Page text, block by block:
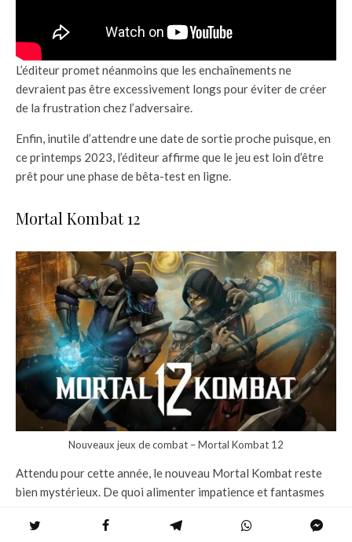
L’éditeur promet néanmoins que les enchaînements ne
devraient pas être excessivement longs pour éviter de créer
de la frustration chez l’adversaire.
Enfin, inutile d’attendre une date de sortie proche puisque, en
ce printemps 2023, l’éditeur affirme que le jeu est loin d’être
prêt pour une phase de bêta-test en ligne.
Mortal Kombat 12
Nouveaux jeux de combat – Mortal Kombat 12
Attendu pour cette année, le nouveau Mortal Kombat reste
bien mystérieux. De quoi alimenter impatience et fantasmes